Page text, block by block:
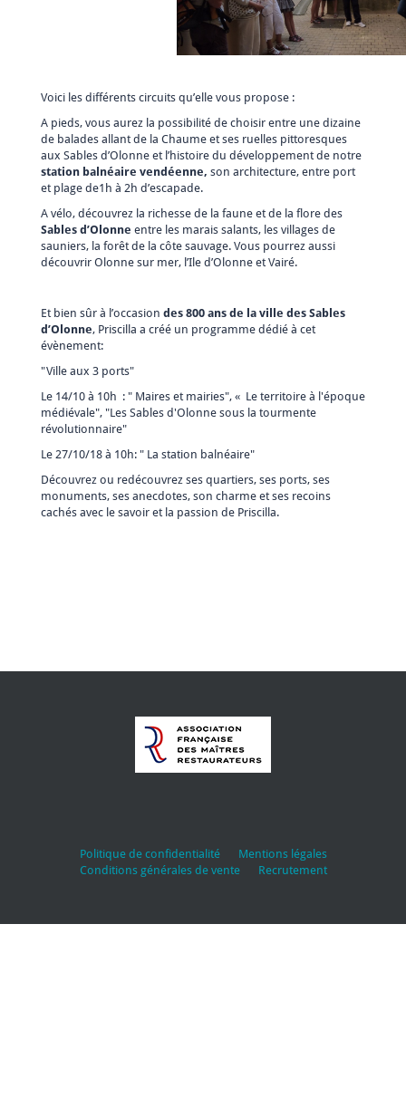
Voici les différents circuits qu’elle vous propose :
A pieds, vous aurez la possibilité de choisir entre une dizaine
de balades allant de la Chaume et ses ruelles pittoresques
aux Sables d’Olonne et l’histoire du développement de notre
station balnéaire vendéenne, son architecture, entre port
et plage de1h à 2h d’escapade.
A vélo, découvrez la richesse de la faune et de la flore des
Sables d’Olonne entre les marais salants, les villages de
sauniers, la forêt de la côte sauvage. Vous pourrez aussi
découvrir Olonne sur mer, l’Ile d’Olonne et Vairé.
Et bien sûr à l’occasion des 800 ans de la ville des Sables
d’Olonne, Priscilla a créé un programme dédié à cet
évènement:
"Ville aux 3 ports"
Le 14/10 à 10h : " Maires et mairies", « Le territoire à l'époque
médiévale", "Les Sables d'Olonne sous la tourmente
révolutionnaire"
Le 27/10/18 à 10h: " La station balnéaire"
Découvrez ou redécouvrez ses quartiers, ses ports, ses
monuments, ses anecdotes, son charme et ses recoins
cachés avec le savoir et la passion de Priscilla.
Politique de confidentialité
Mentions légales
Conditions générales de vente
Recrutement